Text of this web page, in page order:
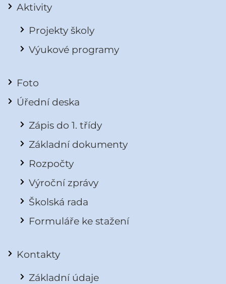
Aktivity
Projekty školy
Výukové programy
Foto
Úřední deska
Zápis do 1. třídy
Základní dokumenty
Rozpočty
Výroční zprávy
Školská rada
Formuláře ke stažení
Kontakty
Základní údaje